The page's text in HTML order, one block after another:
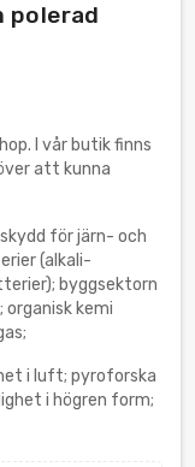
polerad
I vår butik finns
att kunna
för järn- och
(alkali-
byggsektorn
kemi
i luft; pyroforska
i högren form;